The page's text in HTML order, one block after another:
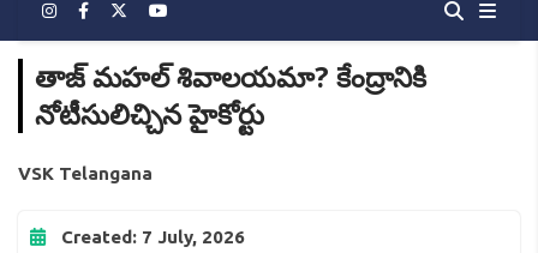
తాజ్ మహల్ శివాలయమా? కేంద్రానికి
నోటీసులిచ్చిన హైకోర్టు
VSK Telangana
Created: 7 July, 2026